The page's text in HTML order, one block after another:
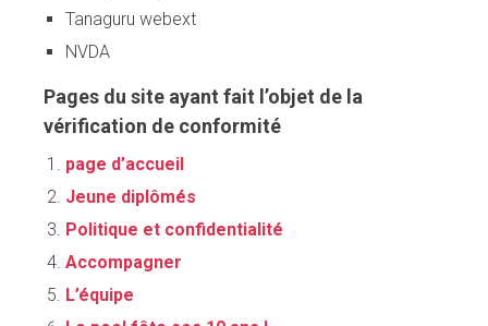
Tanaguru webext
NVDA
Pages du site ayant fait l’objet de la
vérification de conformité
page d’accueil
Jeune diplômés
Politique et confidentialité
Accompagner
L’équipe